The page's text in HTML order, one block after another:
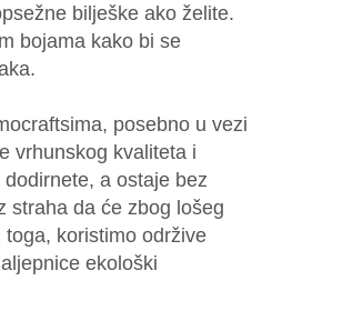
bilješke ako želite.
bojama kako bi se
posebno u vezi
vrhunskog kvaliteta i
a ostaje bez
straha da će zbog lošeg
koristimo održive
ekološki